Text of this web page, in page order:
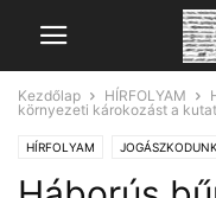
Kezdőlap HÍRFOLYAM
környezeti károkozást a
HÍRFOLYAM JOGÁSZKODUNK